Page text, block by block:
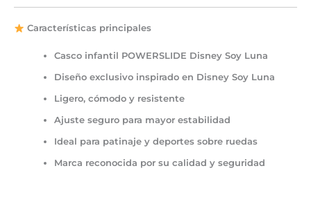
Características principales
Casco infantil POWERSLIDE Disney Soy Luna
Diseño exclusivo inspirado en Disney Soy Luna
Ligero, cómodo y resistente
Ajuste seguro para mayor estabilidad
Ideal para patinaje y deportes sobre ruedas
Marca reconocida por su calidad y seguridad